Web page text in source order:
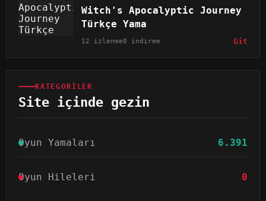
Witch's Apocalyptic Journey
Türkçe Yama
12 izlenme0 indirme Git
KATEGORILER
Site içinde gezin
Oyun Yamaları 6.391
Oyun Hileleri 0